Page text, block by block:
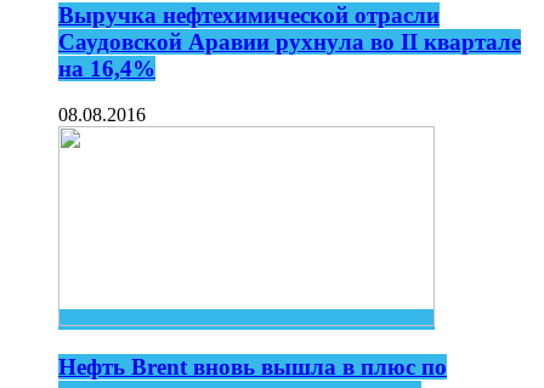
Выручка нефтехимической отрасли
Саудовской Аравии рухнула во II квартале
на 16,4%
08.08.2016
Нефть Brent вновь вышла в плюс по